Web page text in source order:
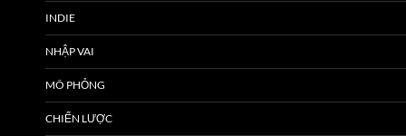
INDIE
NHẬP VAI
MÔ PHỎNG
CHIẾN LƯỢC